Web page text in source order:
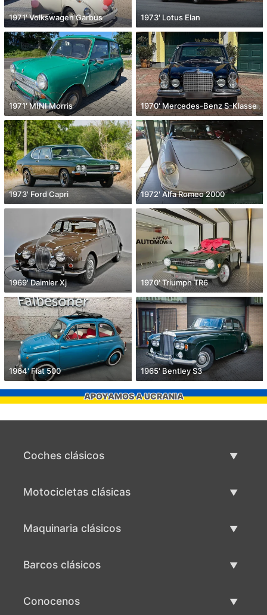
1971' Volkswagen Garbus 1973' Lotus Elan
1971' MINI Morris 1970' Mercedes-Benz S-Klasse
1973' Ford Capri 1972' Alfa Romeo 2000
1969' Daimler Xj 1970' Triumph TR6
1964' Fiat 500 1965' Bentley S3
APOYAMOS A UCRANIA
Coches clásicos
Motocicletas clásicas
Maquinaria clásicos
Barcos clásicos
Conocenos